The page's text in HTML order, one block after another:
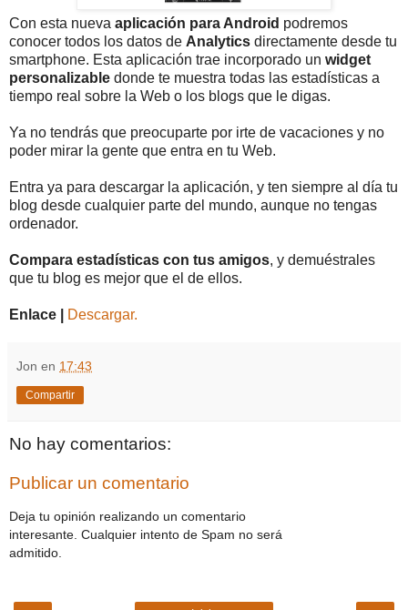
Con esta nueva aplicación para Android podremos
conocer todos los datos de Analytics directamente desde tu
smartphone. Esta aplicación trae incorporado un widget
personalizable donde te muestra todas las estadísticas a
tiempo real sobre la Web o los blogs que le digas.
Ya no tendrás que preocuparte por irte de vacaciones y no
poder mirar la gente que entra en tu Web.
Entra ya para descargar la aplicación, y ten siempre al día tu
blog desde cualquier parte del mundo, aunque no tengas
ordenador.
Compara estadísticas con tus amigos, y demuéstrales
que tu blog es mejor que el de ellos.
Enlace | Descargar.
Jon en 17:43
Compartir
No hay comentarios:
Publicar un comentario
Deja tu opinión realizando un comentario
interesante. Cualquier intento de Spam no será
admitido.